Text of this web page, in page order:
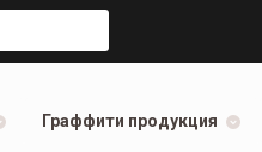
Граффити продукция